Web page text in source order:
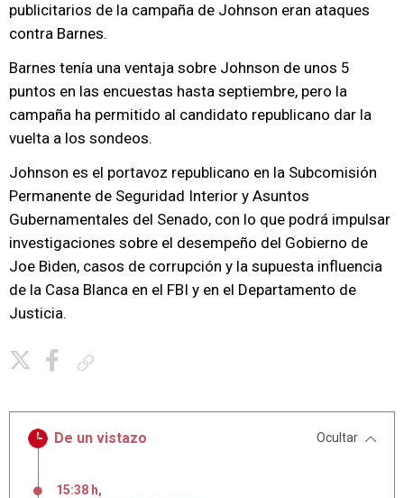
publicitarios de la campaña de Johnson eran ataques
contra Barnes.
Barnes tenía una ventaja sobre Johnson de unos 5
puntos en las encuestas hasta septiembre, pero la
campaña ha permitido al candidato republicano dar la
vuelta a los sondeos.
Johnson es el portavoz republicano en la Subcomisión
Permanente de Seguridad Interior y Asuntos
Gubernamentales del Senado, con lo que podrá impulsar
investigaciones sobre el desempeño del Gobierno de
Joe Biden, casos de corrupción y la supuesta influencia
de la Casa Blanca en el FBI y en el Departamento de
Justicia.
De un vistazo Ocultar
15:38 h,